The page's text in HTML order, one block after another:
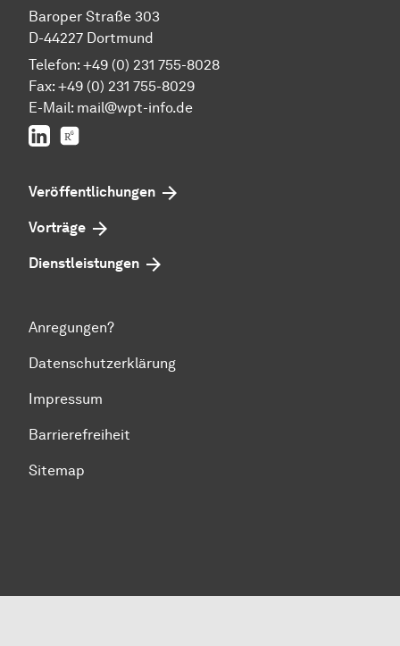
Baroper Straße 303
D-44227 Dortmund
Telefon: +49 (0) 231 755-8028
Fax: +49 (0) 231 755-8029
E-Mail: mail@wpt-info.de
LinkedIn
Veröffentlichungen
Vorträge
Dienstleistungen
Anregungen?
Datenschutzerklärung
Impressum
Barrierefreiheit
Sitemap